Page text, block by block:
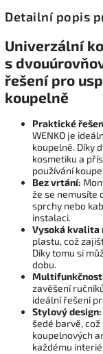
Detailní popis
Univerzální
s
řešení pro
koupelně
Praktické
WENKO je
koupelně. Díky
kosmetiku a
používání
Bez vrtání:
že se nemusíte
sprchy nebo
instalaci.
Vysoká kvalita
plastu, což
Díky tomu si
dobu.
zavěšení
ideální řešení
Stylový design:
šedé barvě,
koupelnových
každému